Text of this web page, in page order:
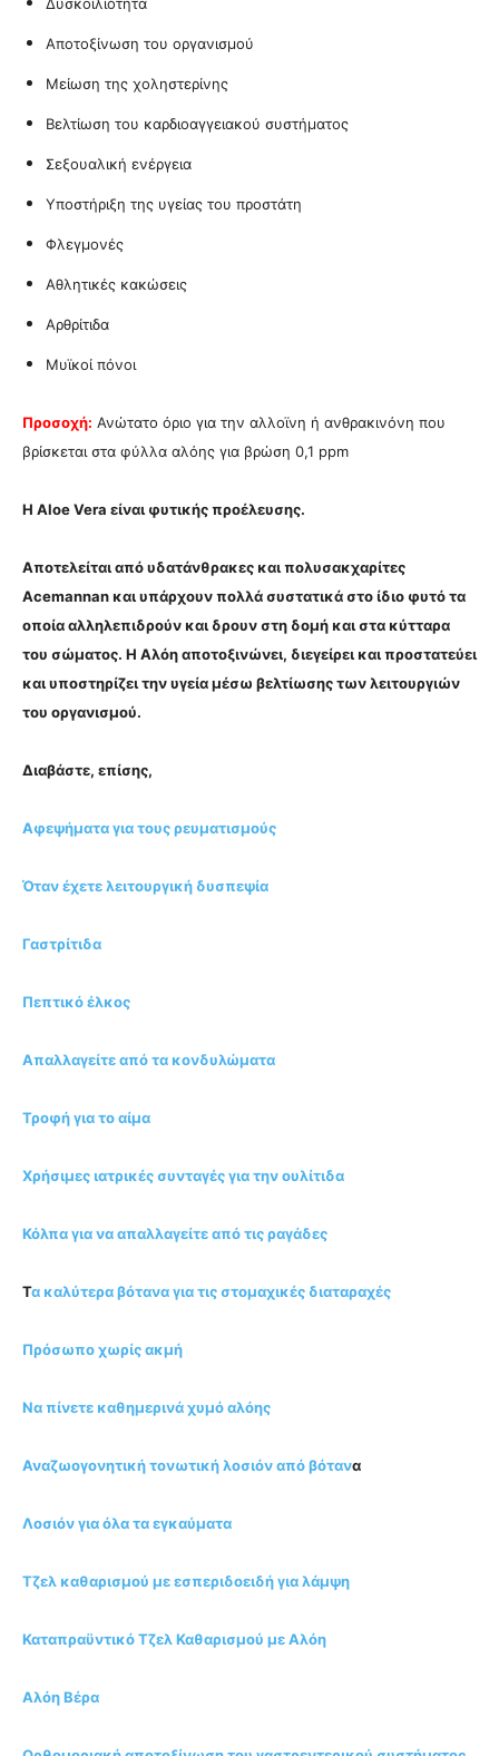
Αποτοξίνωση του οργανισμού
Μείωση της χοληστερίνης
Βελτίωση του καρδιοαγγειακού συστήματος
Σεξουαλική ενέργεια
Υποστήριξη της υγείας του προστάτη
Φλεγμονές
Αθλητικές κακώσεις
Αρθρίτιδα
Μυϊκοί πόνοι
Προσοχή: Ανώτατο όριο για την αλλοϊνη ή ανθρακινόνη που
βρίσκεται στα φύλλα αλόης για βρώση 0,1 ppm
Η Aloe Vera είναι φυτικής προέλευσης.
Αποτελείται από υδατάνθρακες και πολυσακχαρίτες
Acemannan και υπάρχουν πολλά συστατικά στο ίδιο φυτό τα
οποία αλληλεπιδρούν και δρουν στη δομή και στα κύτταρα
του σώματος. Η Αλόη αποτοξινώνει, διεγείρει και προστατεύει
και υποστηρίζει την υγεία μέσω βελτίωσης των λειτουργιών
του οργανισμού.
Διαβάστε, επίσης,
Αφεψήματα για τους ρευματισμούς
Όταν έχετε λειτουργική δυσπεψία
Γαστρίτιδα
Πεπτικό έλκος
Απαλλαγείτε από τα κονδυλώματα
Τροφή για το αίμα
Χρήσιμες ιατρικές συνταγές για την ουλίτιδα
Κόλπα για να απαλλαγείτε από τις ραγάδες
Τα καλύτερα βότανα για τις στομαχικές διαταραχές
Πρόσωπο χωρίς ακμή
Να πίνετε καθημερινά χυμό αλόης
Αναζωογονητική τονωτική λοσιόν από βότανα
Λοσιόν για όλα τα εγκαύματα
Τζελ καθαρισμού με εσπεριδοειδή για λάμψη
Καταπραϋντικό Τζελ Καθαρισμού με Αλόη
Αλόη Βέρα